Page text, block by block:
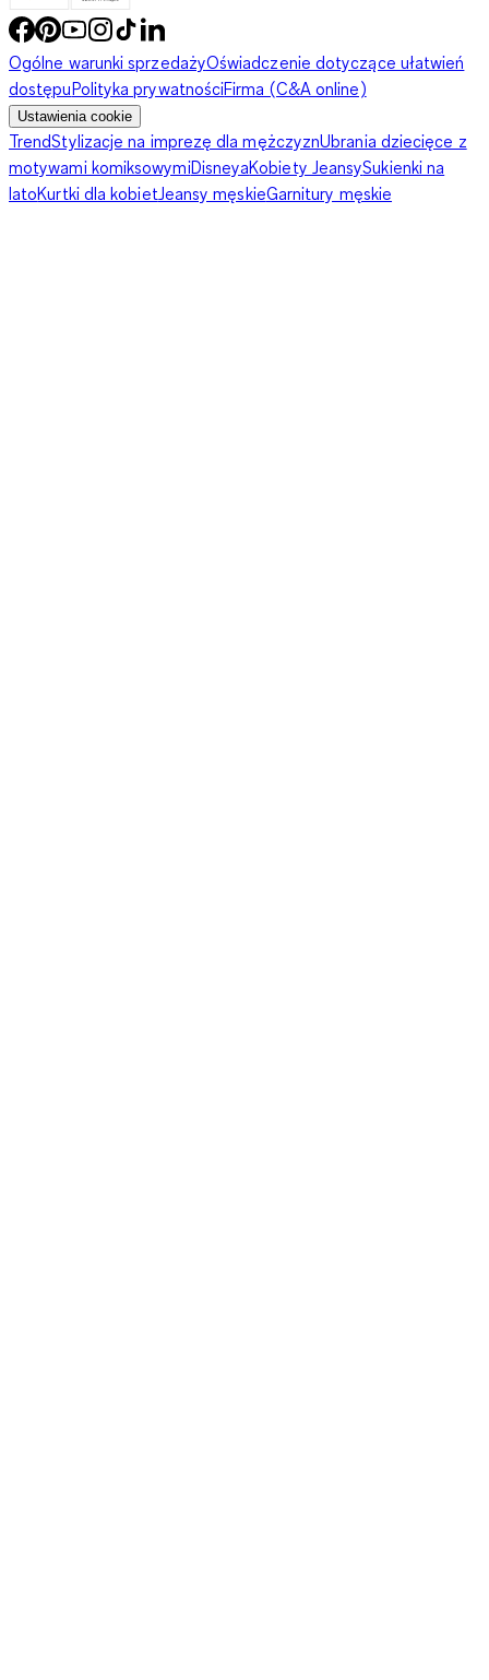
Ogólne warunki sprzedażyOświadczenie dotyczące ułatwień
dostępuPolityka prywatnościFirma (C&A online)
Ustawienia cookie
TrendStylizacje na imprezę dla mężczyznUbrania dziecięce z
motywami komiksowymiDisneyaKobiety JeansySukienki na
latoKurtki dla kobiet Jeansy męskieGarnitury męskie